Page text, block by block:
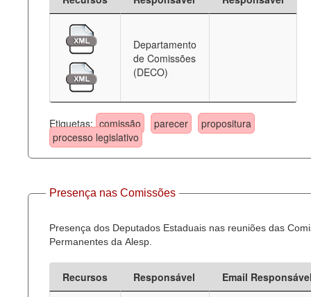
Departamento
de Comissões
(DECO)
Etiquetas: comissão parecer
propositura
processo legislativo
Presença nas Comissões
Presença dos Deputados Estaduais nas reuniões das
Permanentes da Alesp.
Recursos Responsável
Email